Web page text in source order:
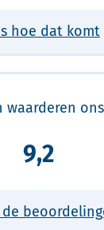
hoe dat komt
waarderen
9,2